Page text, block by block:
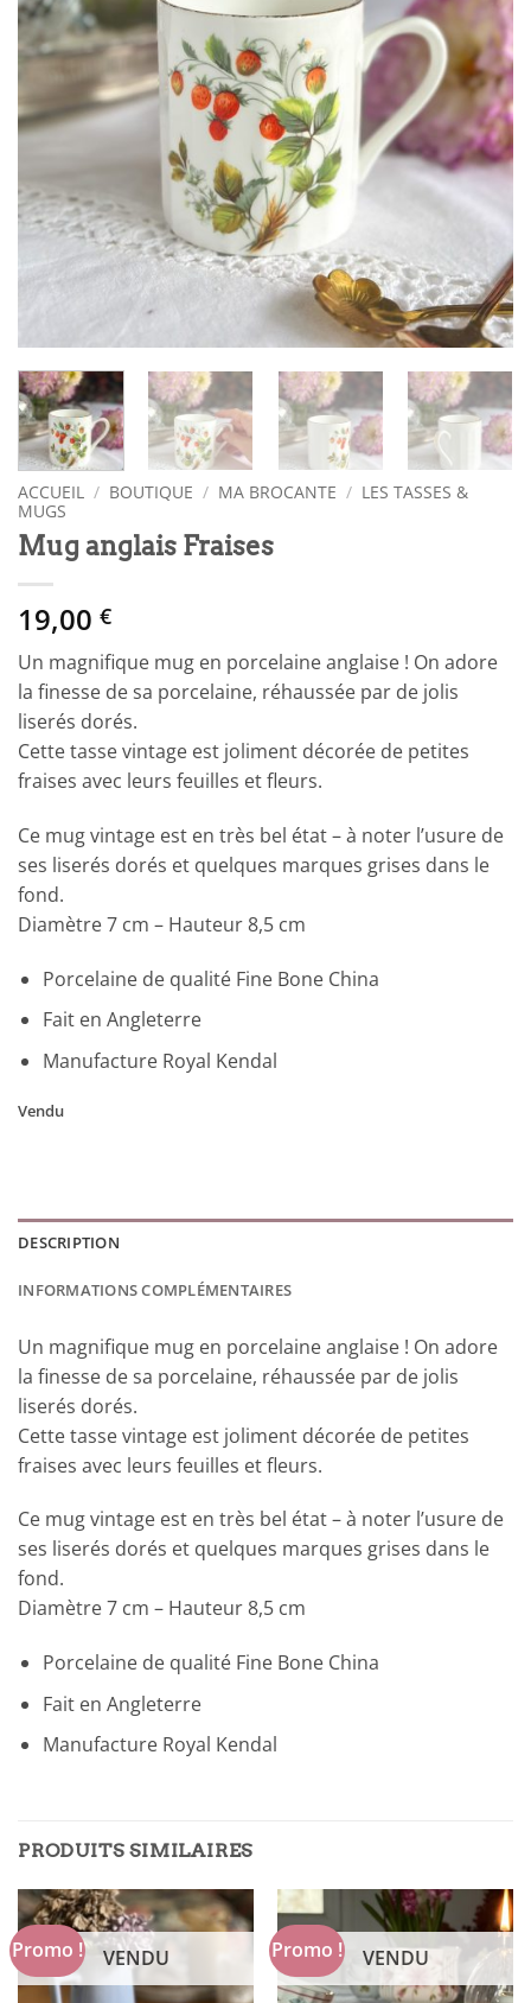
ACCUEIL / BOUTIQUE / MA BROCANTE / LES TASSES &
MUGS
Mug anglais Fraises
19,00 €
Un magnifique mug en porcelaine anglaise ! On adore
la finesse de sa porcelaine, réhaussée par de jolis
liserés dorés.
Cette tasse vintage est joliment décorée de petites
fraises avec leurs feuilles et fleurs.
Ce mug vintage est en très bel état – à noter l’usure de
ses liserés dorés et quelques marques grises dans le
fond.
Diamètre 7 cm – Hauteur 8,5 cm
Porcelaine de qualité Fine Bone China
Fait en Angleterre
Manufacture Royal Kendal
Vendu
DESCRIPTION
INFORMATIONS COMPLÉMENTAIRES
Un magnifique mug en porcelaine anglaise ! On adore
la finesse de sa porcelaine, réhaussée par de jolis
liserés dorés.
Cette tasse vintage est joliment décorée de petites
fraises avec leurs feuilles et fleurs.
Ce mug vintage est en très bel état – à noter l’usure de
ses liserés dorés et quelques marques grises dans le
fond.
Diamètre 7 cm – Hauteur 8,5 cm
Porcelaine de qualité Fine Bone China
Fait en Angleterre
Manufacture Royal Kendal
PRODUITS SIMILAIRES
Promo ! VENDU Promo ! VENDU